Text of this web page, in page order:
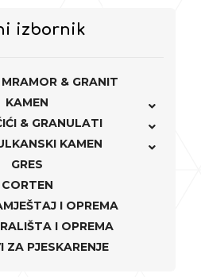
izbornik
& GRANIT
KAMEN
& GRANULATI
KAMEN
GRES
CORTEN
I OPREMA
I OPREMA
ZA PJESKARENJE